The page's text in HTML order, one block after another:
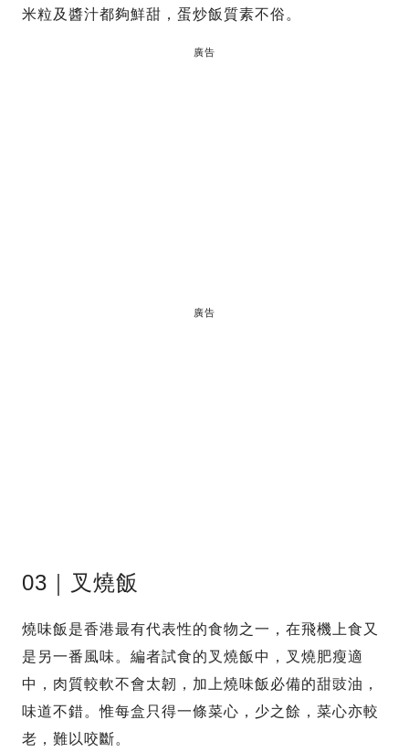
米粒及醬汁都夠鮮甜，蛋炒飯質素不俗。
廣告
廣告
03｜叉燒飯
燒味飯是香港最有代表性的食物之一，在飛機上食又
是另一番風味。編者試食的叉燒飯中，叉燒肥瘦適
中，肉質較軟不會太韌，加上燒味飯必備的甜豉油，
味道不錯。惟每盒只得一條菜心，少之餘，菜心亦較
老，難以咬斷。